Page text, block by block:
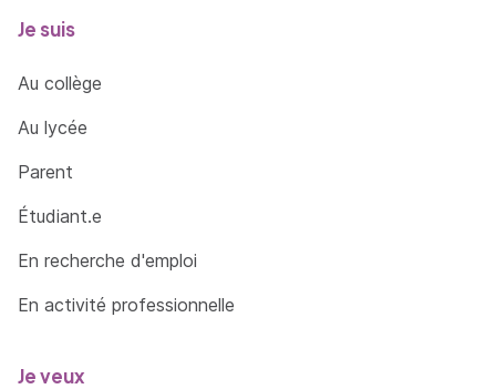
Je suis
Au collège
Au lycée
Parent
Étudiant.e
En recherche d'emploi
En activité professionnelle
Je veux